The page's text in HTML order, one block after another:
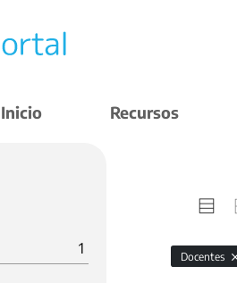
Inicio Recursos
1 Docentes